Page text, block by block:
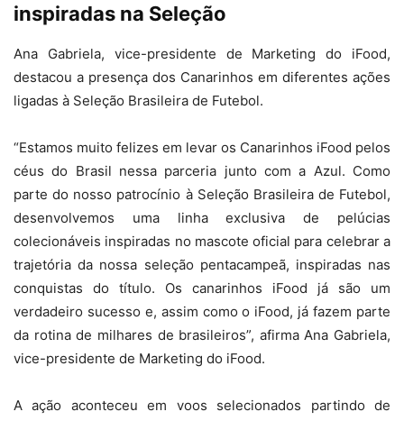
inspiradas na Seleção
Ana Gabriela, vice-presidente de Marketing do iFood,
destacou a presença dos Canarinhos em diferentes ações
ligadas à Seleção Brasileira de Futebol.
“Estamos muito felizes em levar os Canarinhos iFood pelos
céus do Brasil nessa parceria junto com a Azul. Como
parte do nosso patrocínio à Seleção Brasileira de Futebol,
desenvolvemos uma linha exclusiva de pelúcias
colecionáveis inspiradas no mascote oficial para celebrar a
trajetória da nossa seleção pentacampeã, inspiradas nas
conquistas do título. Os canarinhos iFood já são um
verdadeiro sucesso e, assim como o iFood, já fazem parte
da rotina de milhares de brasileiros”, afirma Ana Gabriela,
vice-presidente de Marketing do iFood.
A ação aconteceu em voos selecionados partindo de